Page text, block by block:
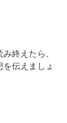
終えたら、
伝えましょ